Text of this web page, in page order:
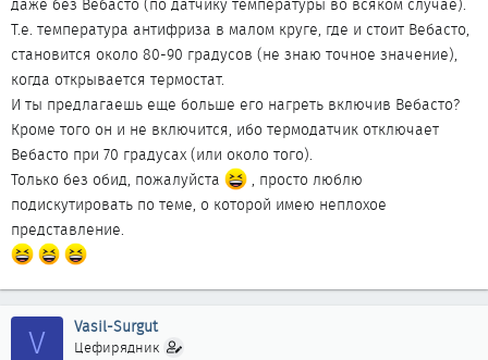
даже без Вебасто (по датчику температуры во всяком случае).
Т.е. температура антифриза в малом круге, где и стоит Вебасто,
становится около 80-90 градусов (не знаю точное значение),
когда открывается термостат.
И ты предлагаешь еще больше его нагреть включив Вебасто?
Кроме того он и не включится, ибо термодатчик отключает
Вебасто при 70 градусах (или около того).
Только без обид, пожалуйста
, просто люблю
подискутировать по теме, о которой имею неплохое
представление.
V Vasil-Surgut
Цефирядник